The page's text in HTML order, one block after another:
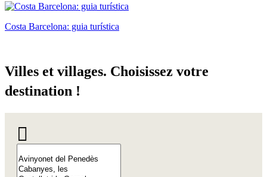
Costa Barcelona: guia turística
Villes et villages. Choisissez votre
destination !